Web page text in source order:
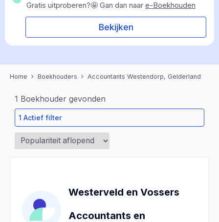
Gratis uitproberen?🤩 Gan dan naar e-Boekhouden
Bekijken
Home Boekhouders Accountants Westendorp, Gelderland
1 Boekhouder gevonden
1 Actief filter
Westerveld en Vossers
Accountants en